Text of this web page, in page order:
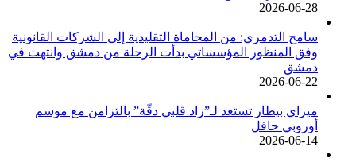
2026-06-28
سامح التدمري: من المحاماة التقليدية إلى الشركات القانونية
وفق المنظور المؤسساتي بدأت الرحلة من دمشق وانتهت في
دمشق
2026-06-22
ميراي بيطار تستعد لـ”زاد قلبي دقّة” بالتزامن مع موسم
أوروبي حافل
2026-06-14